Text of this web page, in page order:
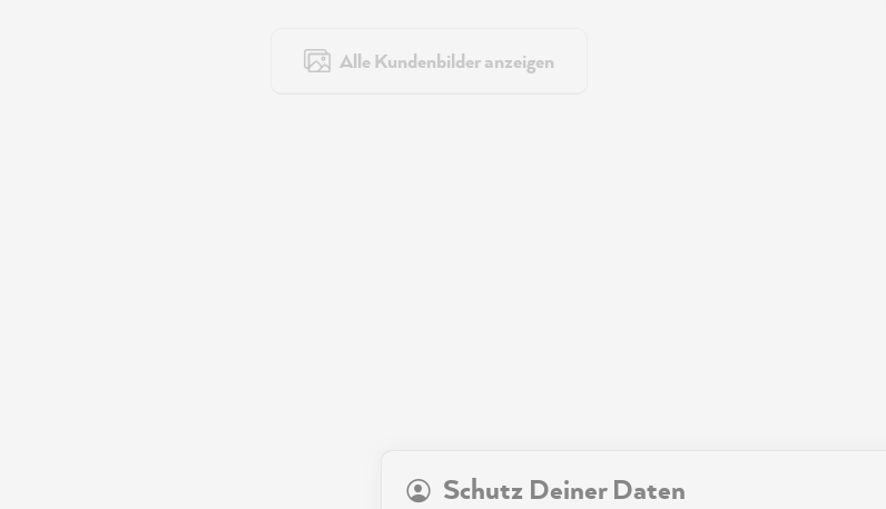
Alle Kundenbilder anzeigen
Schutz Deiner Daten